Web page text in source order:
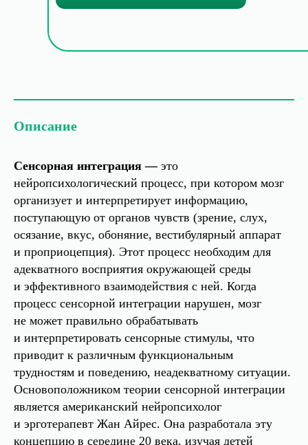
Описание
Сенсорная интеграция —это
нейропсихологический процесс, при котором мозг
организует и интерпретирует информацию,
поступающую от органов чувств (зрение, слух,
осязание, вкус, обоняние, вестибулярный аппарат
и проприоцепция). Этот процесс необходим для
адекватного восприятия окружающей среды
и эффективного взаимодействия с ней. Когда
процесс сенсорной интеграции нарушен, мозг
не может правильно обрабатывать
и интерпретировать сенсорные стимулы, что
приводит к различным функциональным
трудностям и поведению, неадекватному ситуации.
Основоположником теории сенсорной интеграции
является американский нейропсихолог
и эрготерапевт Жан Айрес. Она разработала эту
концепцию в середине 20 века, изучая детей